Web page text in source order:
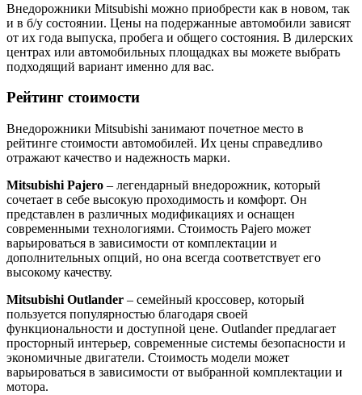
Внедорожники Mitsubishi можно приобрести как в новом, так
и в б/у состоянии. Цены на подержанные автомобили зависят
от их года выпуска, пробега и общего состояния. В дилерских
центрах или автомобильных площадках вы можете выбрать
подходящий вариант именно для вас.
Рейтинг стоимости
Внедорожники Mitsubishi занимают почетное место в
рейтинге стоимости автомобилей. Их цены справедливо
отражают качество и надежность марки.
Mitsubishi Pajero – легендарный внедорожник, который
сочетает в себе высокую проходимость и комфорт. Он
представлен в различных модификациях и оснащен
современными технологиями. Стоимость Pajero может
варьироваться в зависимости от комплектации и
дополнительных опций, но она всегда соответствует его
высокому качеству.
Mitsubishi Outlander – семейный кроссовер, который
пользуется популярностью благодаря своей
функциональности и доступной цене. Outlander предлагает
просторный интерьер, современные системы безопасности и
экономичные двигатели. Стоимость модели может
варьироваться в зависимости от выбранной комплектации и
мотора.